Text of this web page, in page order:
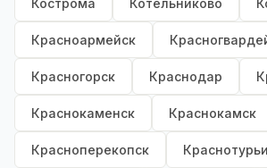
Кострома Котельниково
Красноармейск
Красногорск Краснодар
Краснокаменск Краснокамск
Красноперекопск